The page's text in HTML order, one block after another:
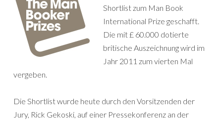
Shortlist zum Man Book
International Prize geschafft.
Die mit £ 60.000 dotierte
britische Auszeichnung wird im
Jahr 2011 zum vierten Mal
vergeben.
Die Shortlist wurde heute durch den Vorsitzenden der
Jury, Rick Gekoski, auf einer Pressekonferenz an der